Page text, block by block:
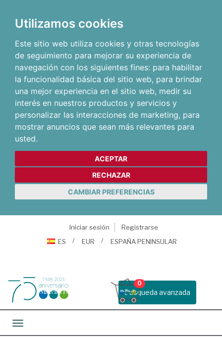
Utilizamos cookies
Este sitio web utiliza cookies y otras tecnologías
de seguimiento para mejorar su experiencia de
navegación con los siguientes fines: para habilitar
la funcionalidad básica del sitio web, para brindar
una mejor experiencia en el sitio web, medir su
interés en nuestros productos y servicios y
personalizar las interacciones de marketing, para
mostrar anuncios que sean más relevantes para
usted.
ACEPTAR
RECHAZAR
CAMBIAR PREFERENCIAS
Iniciar sesión
Registrarse
ES
EUR ESPAÑA PENINSULAR
Busqueda avanzada
0
Toggle navigation